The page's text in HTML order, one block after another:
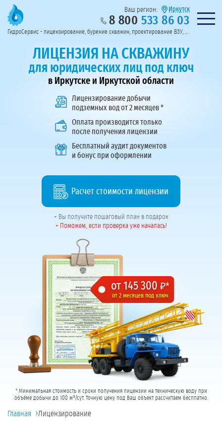
Предоставим полный пакет документов
Пригласить в тендер
Колл-центр на связи с 9:00 до 19:00
Перезвоните мне!
Ваш регион: Иркутск
8 800 533 86 03 Нужна
ГидроСервис - лицензирование, бурение скважин, проектирование ВЗУ, системы водоподготовки
ЛИЦЕНЗИЯ НА СКВАЖИНУ
для юридических лиц под ключ
в Иркутске и Иркутской области
Лицензирование добычи
подземных водот 2 месяцев *
Оплата производится только
после получения лицензии
Бесплатный аудит документов
и бонус при оформлении
Расчет стоимости лицензии
+ Вы получите пошаговый план в подарок
+ Поможем, если проверка уже началась!
от 145 300₽*
от 2 месяцев под ключ
* Минимальная стоимость и сроки получения лицензии на техническую воду при
объёме добычи до 100 м³/сут. Точную цену под Ваш объект рассчитаем бесплатно.
Главная ›Лицензирование